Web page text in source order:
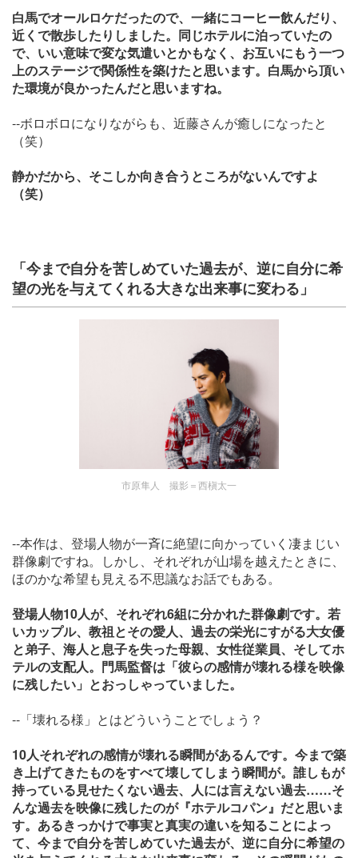
白馬でオールロケだったので、一緒にコーヒー飲んだり、
近くで散歩したりしました。同じホテルに泊っていたの
で、いい意味で変な気遣いとかもなく、お互いにもう一つ
上のステージで関係性を築けたと思います。白馬から頂い
た環境が良かったんだと思いますね。
--ボロボロになりながらも、近藤さんが癒しになったと
（笑）
静かだから、そこしか向き合うところがないんですよ
（笑）
「今まで自分を苦しめていた過去が、逆に自分に希
望の光を与えてくれる大きな出来事に変わる」
市原隼人 撮影＝西槇太一
--本作は、登場人物が一斉に絶望に向かっていく凄まじい
群像劇ですね。しかし、それぞれが山場を越えたときに、
ほのかな希望も見える不思議なお話でもある。
登場人物10人が、それぞれ6組に分かれた群像劇です。若
いカップル、教祖とその愛人、過去の栄光にすがる大女優
と弟子、海人と息子を失った母親、女性従業員、そしてホ
テルの支配人。門馬監督は「彼らの感情が壊れる様を映像
に残したい」とおっしゃっていました。
--「壊れる様」とはどういうことでしょう？
10人それぞれの感情が壊れる瞬間があるんです。今まで築
き上げてきたものをすべて壊してしまう瞬間が。誰しもが
持っている見せたくない過去、人には言えない過去……そ
んな過去を映像に残したのが『ホテルコパン』だと思いま
す。あるきっかけで事実と真実の違いを知ることによっ
て、今まで自分を苦しめていた過去が、逆に自分に希望の